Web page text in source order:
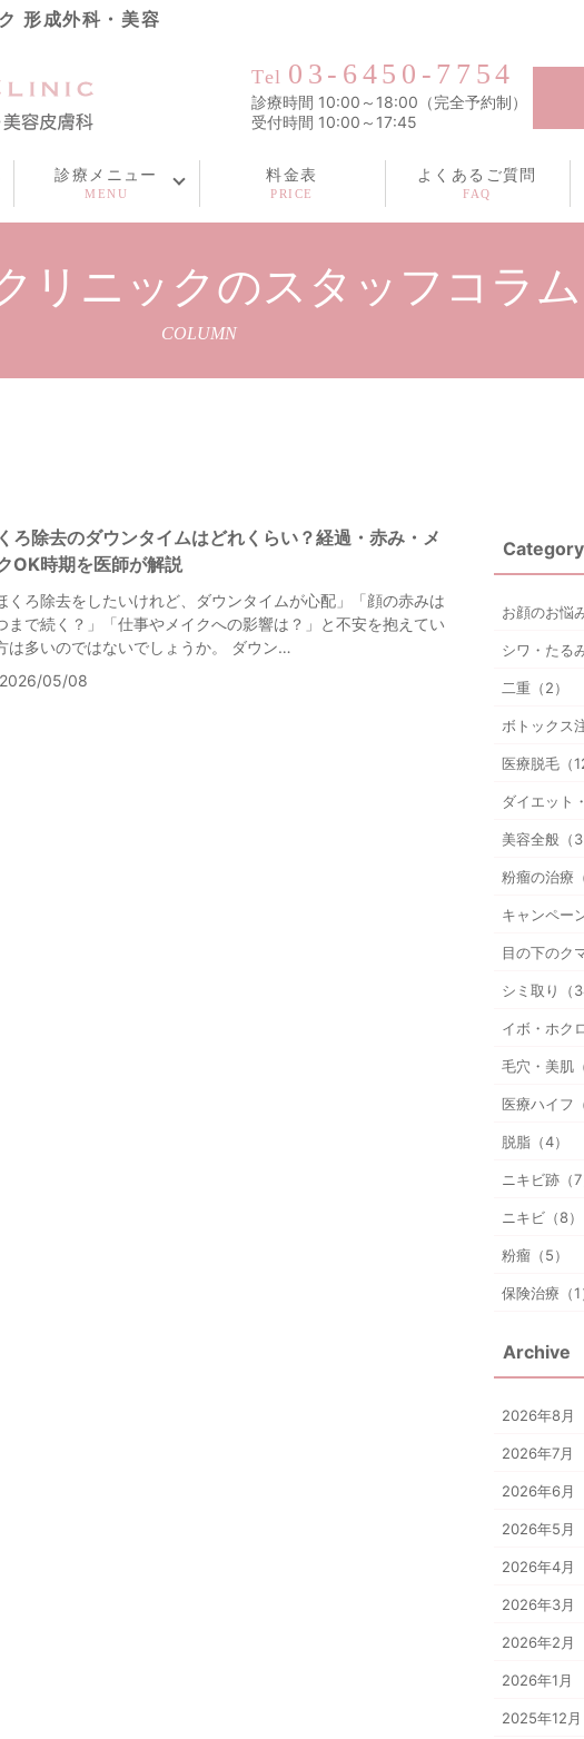
形成外科・美容
Tel 03-6450-7754
診療時間 10:00～18:00（完全予約制）
受付時間 10:00～17:45
診療メニュー 料金表 よくあるご質問
リニックのスタッフコラム
COLUMN
ろ除去のダウンタイムはどれくらい？経過・赤み・メ
OK時期を医師が解説
くろ除去をしたいけれど、ダウンタイムが心配」「顔の赤みは
まで続く？」「仕事やメイクへの影響は？」と不安を抱えてい
は多いのではないでしょうか。 ダウン…
2026/05/08
Category
お顔のお悩
シワ・たる
二重（2）
ボトックス
医療脱毛（
ダイエット
美容全般（3
粉瘤の治療
キャンペー
目の下のク
シミ取り（
イボ・ホク
毛穴・美肌
医療ハイフ
脱脂（4）
ニキビ跡（7
ニキビ（8）
粉瘤（5）
保険治療（1
Archive
2026年8月
2026年7月
2026年6月
2026年5月
2026年4月
2026年3月
2026年2月
2026年1月
2025年12月